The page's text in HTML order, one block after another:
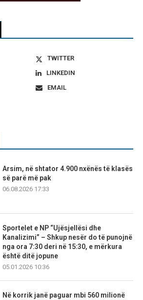
TWITTER
LINKEDIN
EMAIL
Arsim, në shtator 4.900 nxënës të klasës
së parë më pak
06.08.2026 17:33
Sportelet e NP “Ujësjellësi dhe
Kanalizimi” – Shkup nesër do të punojnë
nga ora 7:30 deri në 15:30, e mërkura
është ditë jopune
05.01.2026 10:36
Në korrik janë paguar mbi 560 milionë